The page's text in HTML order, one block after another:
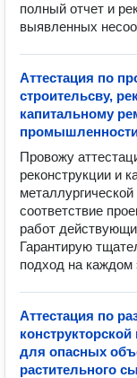
полный отчет и
выявленных
Аттестация по
строительсву,
капитальному
Провожу
реконструкции и
соответствие
работ
Гарантирую
подход на каждом
Аттестация по
для опасных
растительного